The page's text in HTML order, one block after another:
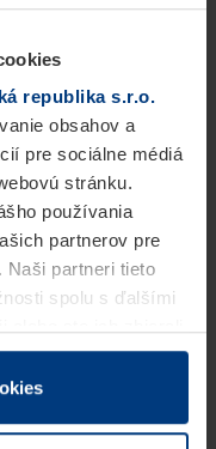
republika s.r.o.
obsahov a
pre sociálne médiá
stránku.
používania
partnerov pre
Naši partneri tieto
spolu s ďalšími
ukladať na Vašom
ostatné typy cookie